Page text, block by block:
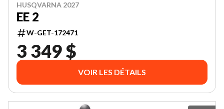
HUSQVARNA 2027
EE 2
W-GET-172471
3 349 $
VOIR LES DÉTAILS